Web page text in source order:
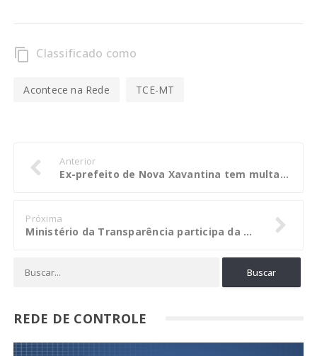
content_copy Classificado como
Acontece na Rede TCE-MT
Anterior
Ex-prefeito de Nova Xavantina tem multa excluída no TCE-MT
Próxima
Ministério da Transparência participa da segunda fase da Operação Tarja Preta
REDE DE CONTROLE